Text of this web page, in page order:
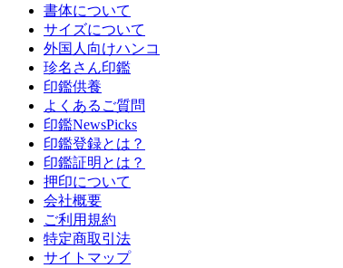
書体について
サイズについて
外国人向けハンコ
珍名さん印鑑
印鑑供養
よくあるご質問
印鑑NewsPicks
印鑑登録とは？
印鑑証明とは？
押印について
会社概要
ご利用規約
特定商取引法
サイトマップ